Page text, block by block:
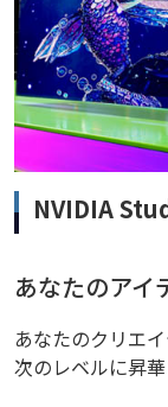
NVIDIA
あなたのアイ
あなたのクリエ
次のレベルに昇華